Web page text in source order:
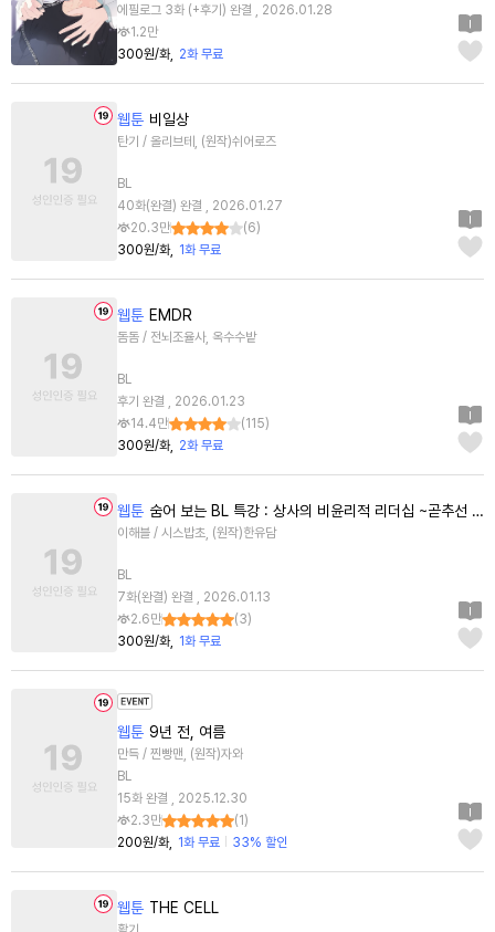
에필로그 3화 (+후기) 완결 , 2026.01.28
1.2만
300원/화
2화 무료
웹툰 비일상
탄기 / 올리브테, (원작)쉬어로즈
BL
40화(완결) 완결 , 2026.01.27
20.3만
(6)
300원/화
1화 무료
웹툰 EMDR
돔돔 / 전뇌조율사, 옥수수밭
BL
후기 완결 , 2026.01.23
14.4만
(115)
300원/화
2화 무료
웹툰 숨어 보는 BL 특강 : 상사의 비윤리적 리더십 ~곧추선 팀장님~
이해블 / 시스밥초, (원작)한유담
BL
7화(완결) 완결 , 2026.01.13
2.6만
(3)
300원/화
1화 무료
웹툰 9년 전, 여름
만득 / 찐빵맨, (원작)자와
BL
15화 완결 , 2025.12.30
2.3만
(1 )
200원/화
1화 무료 33% 할인
웹툰 THE CELL